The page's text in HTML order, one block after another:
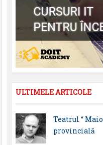
ULTIMELE ARTICOLE
Teatrul “
provincială